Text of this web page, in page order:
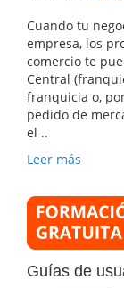
Cuando tu
empresa, los
comercio te
Central
franquicia o,
pedido de
el ..
Leer más
Guías de